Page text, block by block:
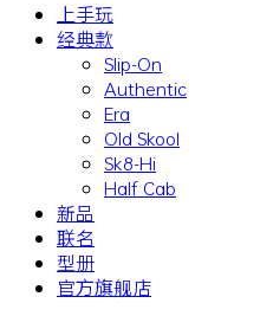
上手玩
经典款
Slip-On
Authentic
Era
Old Skool
Sk8-Hi
Half Cab
新品
联名
型册
官方旗舰店